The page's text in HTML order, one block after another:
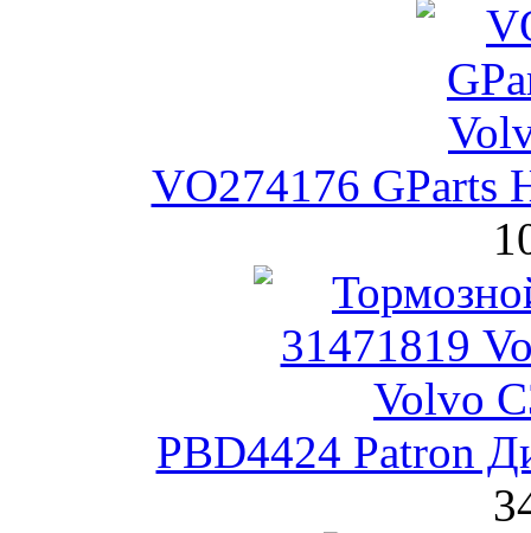
VO274176 GParts
PBD4424 Patron